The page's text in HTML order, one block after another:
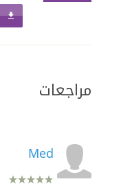
مراجعات
Med